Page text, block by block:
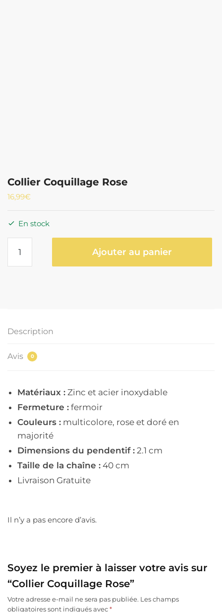
Collier Coquillage Rose
16,99€
En stock
Collier
Ajouter au panier
Description
Avis 0
Matériaux : Zinc et acier inoxydable
Fermeture : fermoir
Couleurs : multicolore, rose et doré en
majorité
Dimensions du pendentif : 2.1 cm
Taille de la chaîne : 40 cm
Livraison Gratuite
Il n’y a pas encore d’avis.
Soyez le premier à laisser votre avis sur
“Collier Coquillage Rose”
Votre adresse e-mail ne sera pas publiée. Les champs
obligatoires sont indiqués avec*